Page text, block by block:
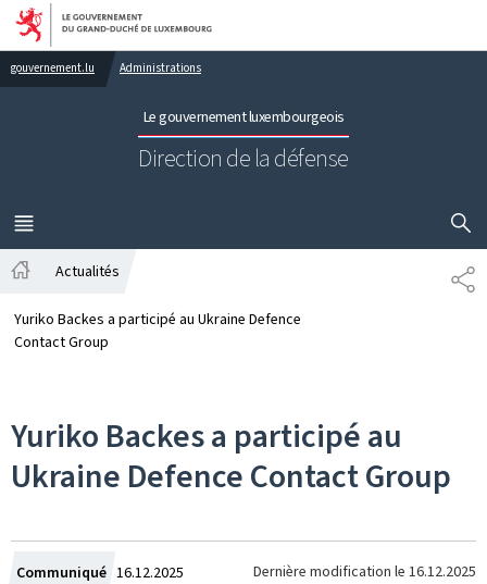
Aller au menu principal
Aller au contenu
gouvernement.lu Administrations
Le gouvernement luxembourgeois
Direction de la défense
MENU
PRINCIPAL
Actualités
Yuriko Backes a participé au Ukraine Defence
Contact Group
Yuriko Backes a participé au
Ukraine Defence Contact Group
Communiqué Crée
16.12.2025 Dernière modification le 16.12.2025